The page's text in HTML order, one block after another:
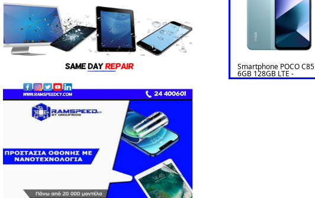
Smartphone POCO C85
6GB 128GB LTE -
GREEN